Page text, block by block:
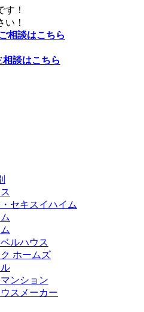
！
！
相談はこちら
談はこちら
セキスイハイム
ルハウス
ホームズ
ンション
スメーカー